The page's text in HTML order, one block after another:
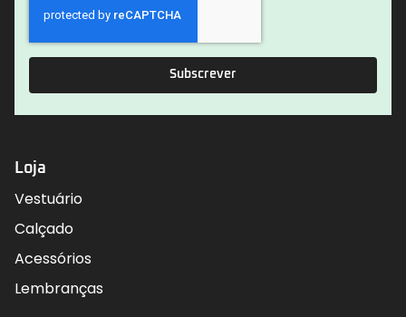
Subscrever
Loja
Vestuário
Calçado
Acessórios
Lembranças